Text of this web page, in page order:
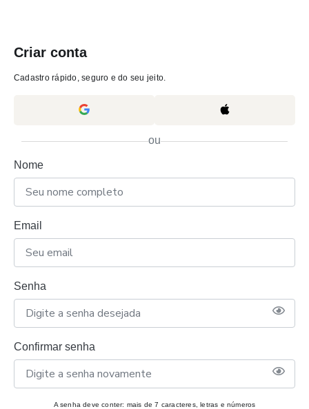
Criar conta
Cadastro rápido, seguro e do seu jeito.
ou
Nome
Email
Senha
Confirmar senha
A senha deve conter: mais de 7 caracteres, letras e números